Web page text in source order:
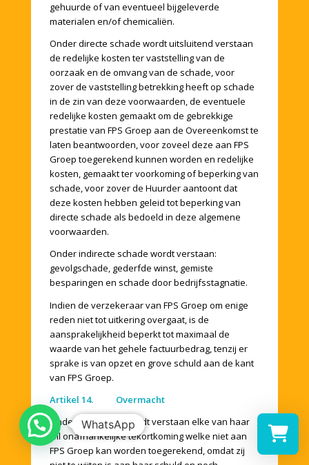
gehuurde of van eventueel bijgeleverde
materialen en/of chemicaliën.
Onder directe schade wordt uitsluitend verstaan
de redelijke kosten ter vaststelling van de
oorzaak en de omvang van de schade, voor
zover de vaststelling betrekking heeft op schade
in de zin van deze voorwaarden, de eventuele
redelijke kosten gemaakt om de gebrekkige
prestatie van FPS Groep aan de Overeenkomst te
laten beantwoorden, voor zoveel deze aan FPS
Groep toegerekend kunnen worden en redelijke
kosten, gemaakt ter voorkoming of beperking van
schade, voor zover de Huurder aantoont dat
deze kosten hebben geleid tot beperking van
directe schade als bedoeld in deze algemene
voorwaarden.
Onder indirecte schade wordt verstaan:
gevolgschade, gederfde winst, gemiste
besparingen en schade door bedrijfsstagnatie.
Indien de verzekeraar van FPS Groep om enige
reden niet tot uitkering overgaat, is de
aansprakelijkheid beperkt tot maximaal de
waarde van het gehele factuurbedrag, tenzij er
sprake is van opzet en grove schuld aan de kant
van FPS Groep.
Artikel 14. Overmacht
Onder overmacht wordt verstaan elke van haar
wil onafhankelijke tekortkoming welke niet aan
FPS Groep kan worden toegerekend, omdat zij
WhatsApp